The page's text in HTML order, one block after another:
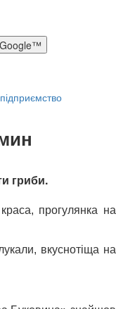
гриби.
прогулянка на
вкуснотіща на